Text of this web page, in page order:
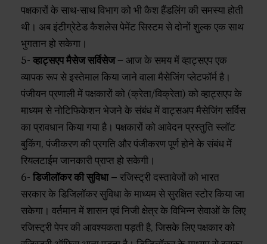
पक्षकारों के साथ-साथ विभाग को भी कैश हैंडलिंग की समस्या होती
थी। अब इंटीग्रेटेड कैशलेस पेमेंट सिस्टम से दोनों शुल्क एक साथ
भुगतान हो सकेगा।
5- व्हाट्सएप मैसेज सर्विसेज– आज के समय में व्हाट्सएप एक
व्यापक रूप से इस्तेमाल किया जाने वाला मैसेजिंग प्लेटफॉर्म है।
पंजीयन प्रणाली में पक्षकारों को (क्रेता/विक्रेता) को व्हाट्सएप के
माध्यम से नोटिफिकेशन भेजने के संबंध में वाट्सअप मैसेजिंग सर्विस
का प्रावधान किया गया है। पक्षकारों को आवेदन प्रस्तुति स्लॉट
बुकिंग, पंजीकरण की प्रगति और पंजीकरण पूर्ण होने के संबंध में
रियलटाईम जानकारी प्राप्त हो सकेगी।
6- डिजीलॉकर की सुविधा – रजिस्ट्री दस्तावेजों को भारत
सरकार के डिजिलॉकर सुविधा के माध्यम से सुरक्षित स्टोर किया जा
सकेगा। वर्तमान में शासन एवं निजी क्षेत्र के विभिन्न सेवाओं के लिए
रजिस्ट्री पेपर की आवश्यकता पड़ती है, जिसके लिए पक्षकार को